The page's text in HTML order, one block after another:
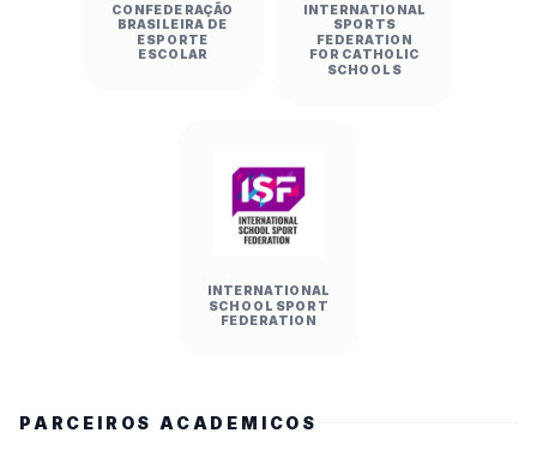
CONFEDERAÇÃO
BRASILEIRA DE
ESPORTE
ESCOLAR
INTERNATIONAL
SPORTS
FEDERATION
FOR CATHOLIC
SCHOOLS
INTERNATIONAL
SCHOOL SPORT
FEDERATION
PARCEIROS ACADEMICOS